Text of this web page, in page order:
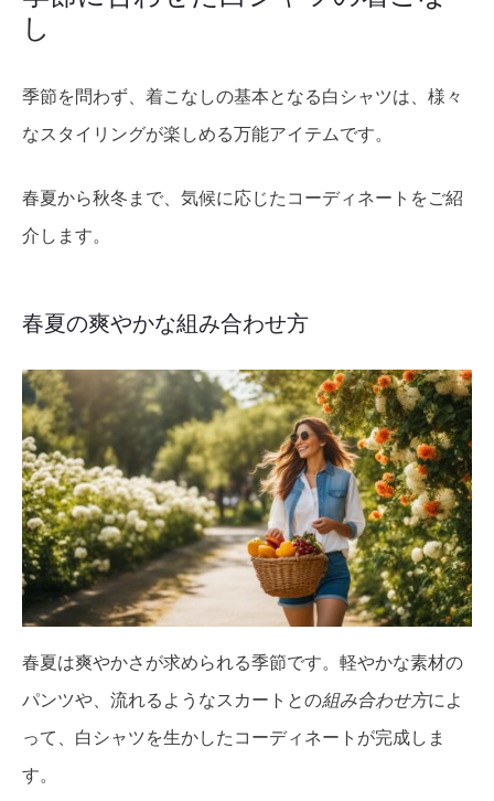
し
季節を問わず、着こなしの基本となる白シャツは、様々
なスタイリングが楽しめる万能アイテムです。
春夏から秋冬まで、気候に応じたコーディネートをご紹
介します。
春夏の爽やかな組み合わせ方
春夏は爽やかさが求められる季節です。軽やかな素材の
パンツや、流れるようなスカートとの組み合わせ方によ
って、白シャツを生かしたコーディネートが完成しま
す。